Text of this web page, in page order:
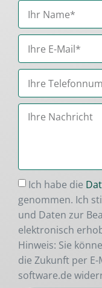
Ich habe die
genommen. Ich
und Daten zur
elektronisch
Hinweis: Sie
die Zukunft per
software.de